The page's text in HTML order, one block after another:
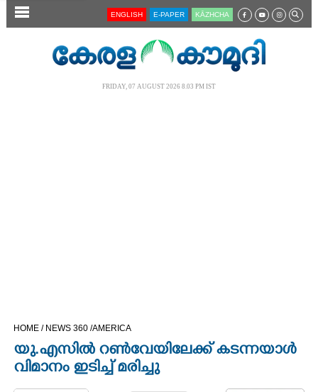
SECTIONS
CINEMA
OPINION
ENGLISH E-PAPER KĀZHCHA
FRIDAY, 07 AUGUST 2026 8.03 PM IST
HOME / NEWS 360 /AMERICA
യു.എസിൽ റൺവേയിലേക്ക് കടന്നയാൾ
വിമാനം ഇടിച്ച് മരിച്ചു